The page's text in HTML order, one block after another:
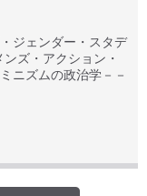
ジェンダー・スタデ
ズ・アクション・
ニズムの政治学－－